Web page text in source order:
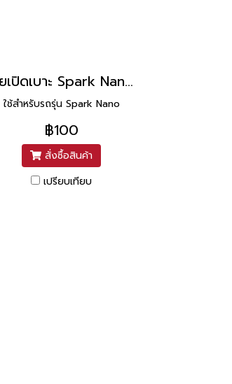
สายเปิดเบาะ Spark Nano ยาว 5.1 นิ้ว ยี่ห้อ UNF
ใช้สำหรับรถรุ่น Spark Nano
฿100
สั่งซื้อสินค้า
เปรียบเทียบ